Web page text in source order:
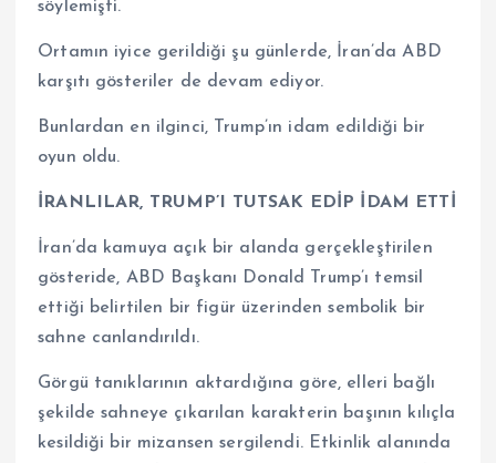
söylemişti.
Ortamın iyice gerildiği şu günlerde, İran’da ABD
karşıtı gösteriler de devam ediyor.
Bunlardan en ilginci, Trump’ın idam edildiği bir
oyun oldu.
İRANLILAR, TRUMP’I TUTSAK EDİP İDAM ETTİ
İran’da kamuya açık bir alanda gerçekleştirilen
gösteride, ABD Başkanı Donald Trump’ı temsil
ettiği belirtilen bir figür üzerinden sembolik bir
sahne canlandırıldı.
Görgü tanıklarının aktardığına göre, elleri bağlı
şekilde sahneye çıkarılan karakterin başının kılıçla
kesildiği bir mizansen sergilendi. Etkinlik alanında